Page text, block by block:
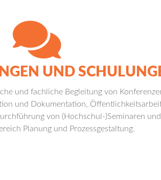
UND
und fachliche Begleitung von
und Dokumentation,
von (Hochschul-)Seminaren und
Planung und Prozessgestaltung.